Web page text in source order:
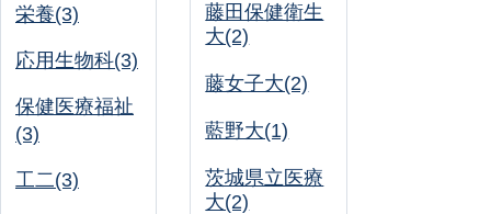
栄養(3)
応用生物科(3)
保健医療福祉
(3)
工二(3)
藤田保健衛生
大(2)
藤女子大(2)
藍野大(1)
茨城県立医療
大(2)